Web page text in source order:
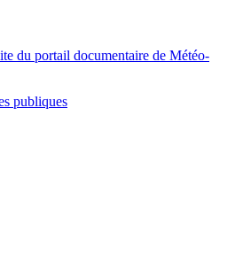
du portail documentaire de Météo-
publiques